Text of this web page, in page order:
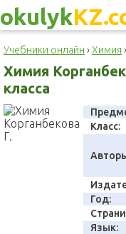
okulyk
Учебники онлайн ›Химия ›
Химия
класса
Класс:
Год:
Язык: